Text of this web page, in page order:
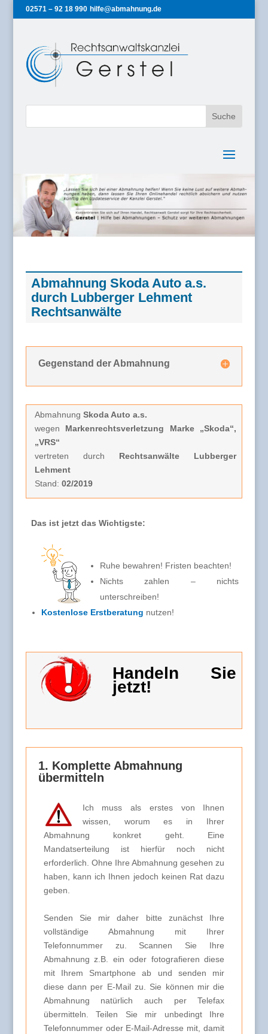
02571 – 92 18 990 hilfe@abmahnung.de
Abmahnung Skoda Auto a.s.
durch Lubberger Lehment
Rechtsanwälte
Gegenstand der Abmahnung
Abmahnung Skoda Auto a.s.
wegen Markenrechtsverletzung Marke „Skoda“,
„VRS“
vertreten durch Rechtsanwälte Lubberger
Lehment
Stand: 02/2019
Das ist jetzt das Wichtigste:
Ruhe bewahren! Fristen beachten!
Nichts zahlen – nichts
unterschreiben!
Kostenlose Erstberatung nutzen!
Handeln Sie
jetzt!
1. Komplette Abmahnung
übermitteln
Ich muss als erstes von Ihnen
wissen, worum es in Ihrer
Abmahnung konkret geht. Eine
Mandatserteilung ist hierfür noch nicht
erforderlich. Ohne Ihre Abmahnung gesehen zu
haben, kann ich Ihnen jedoch keinen Rat dazu
geben.
Senden Sie mir daher bitte zunächst Ihre
vollständige Abmahnung mit Ihrer
Telefonnummer zu. Scannen Sie Ihre
Abmahnung z.B. ein oder fotografieren diese
mit Ihrem Smartphone ab und senden mir
diese dann per E-Mail zu. Sie können mir die
Abmahnung natürlich auch per Telefax
übermitteln. Teilen Sie mir unbedingt Ihre
Telefonnummer oder E-Mail-Adresse mit, damit